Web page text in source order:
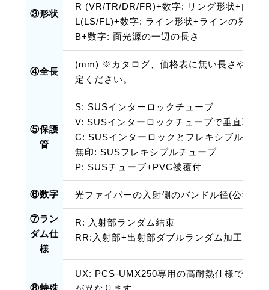
③形状
R (VR/TR/DR/FR)+数字: リング形状+内径
L(LS/FL)+数字: ライン形状+ラインの発光部
B+数字: 面光源の一辺の長さ
④全長
(mm) ※カタログ、価格表に無い長さや、途
定ください。
⑤保護
管
S: SUSインターロックチューブ
V: SUSインターロックチューブで垂直取付
C: SUSインターロックとフレキシブルのコ
無印: SUSフレキシブルチューブ
P: SUSチューブ+PVC被覆付
⑥数字 光ファイバーの入射側のバンドル径(公称値)
⑦ラン
ダム仕
様
R: 入射部ランダム結束
RR:入射部+出射部ダブルランダム加工
⑧特殊
UX: PCS-UMX250専用の高耐熱仕様です。